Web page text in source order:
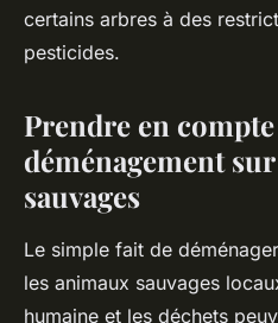
certains arbres à des
pesticides.
Prendre en
déménagement
sauvages
Le simple fait de
les animaux sauvages
humaine et les déchets